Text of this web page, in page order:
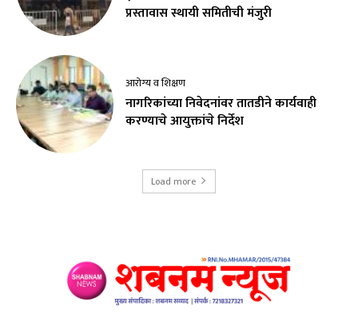
प्रस्तावास स्थायी समितीची मंजुरी
आरोग्य व शिक्षण
नागरिकांच्या निवेदनांवर तातडीने कार्यवाही
करण्याचे आयुक्तांचे निर्देश
Load more